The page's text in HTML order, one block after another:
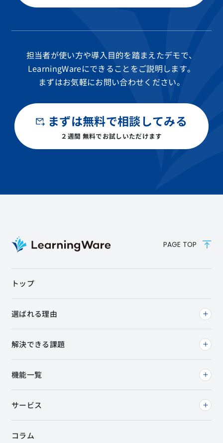
担当者が使い方や導入目的を踏まえたデモで、
LearningWareにできることをご説明します。
まずはお気軽にお問い合わせください。
まずは無料で相談してみる
２週間 無料でお試しいただけます
PAGE TOP
トップ
選ばれる理由
解決できる課題
コラム
機能一覧
サービス